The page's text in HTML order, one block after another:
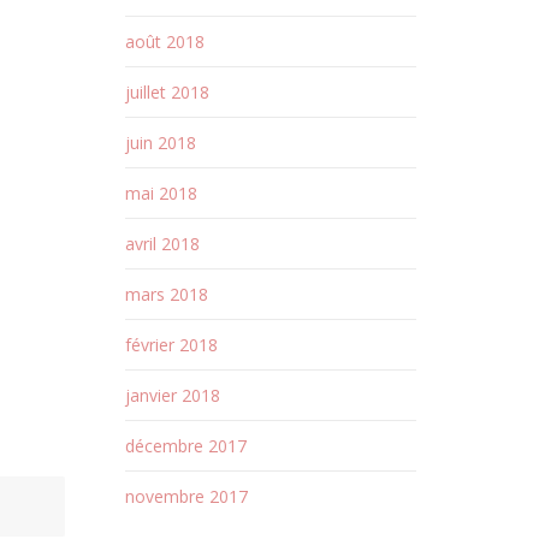
août 2018
juillet 2018
juin 2018
mai 2018
avril 2018
mars 2018
février 2018
janvier 2018
décembre 2017
novembre 2017